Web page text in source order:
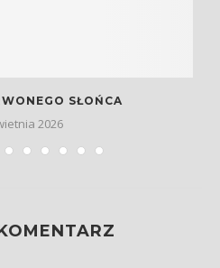
SŁOŃCA
2026